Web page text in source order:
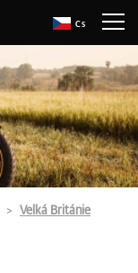
Cs
Velká Británie